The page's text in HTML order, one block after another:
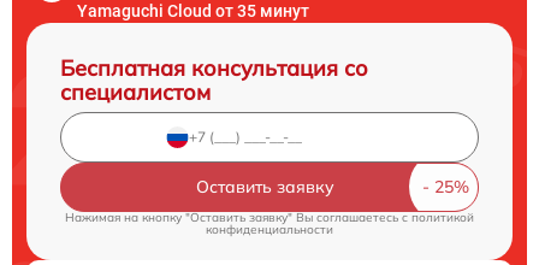
Yamaguchi Cloud от 35 минут
Бесплатная консультация со
специалистом
Оставить заявку
Нажимая на кнопку "Оставить заявку" Вы соглашаетесь cполитикой
конфиденциальности